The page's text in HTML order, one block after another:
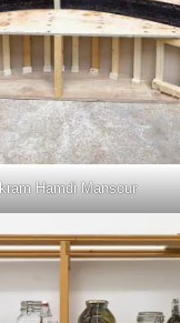
Ikram Hamdi Mansour